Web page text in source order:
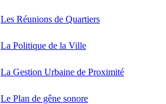
Les Réunions de Quartiers
La Politique de la Ville
La Gestion Urbaine de Proximité
Le Plan de gêne sonore